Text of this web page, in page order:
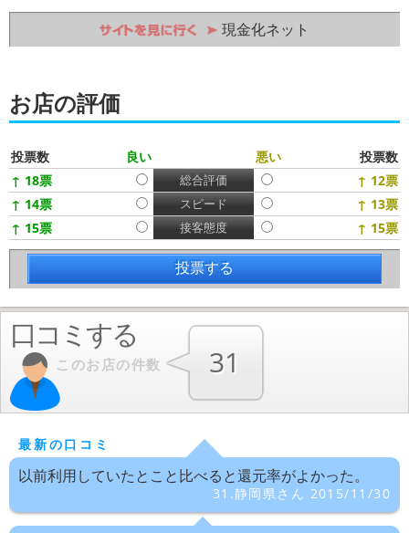
現金化ネット
お店の評価
投票数 良い 悪い
投票数
↑ 18票
総合評価
↑ 12票
↑ 14票
スピード
↑ 13票
↑ 15票
接客態度 ↑ 15票
口コミする
このお店の件数 31
最新の口コミ
以前利用していたとこと比べると還元率がよかった。
31.静岡県さん 2015/11/30